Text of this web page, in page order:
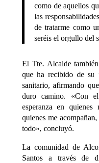
como de aquellos
las
de tratarme como
seréis el orgullo del
El Tte. Alcalde
que ha recibido de su
sanitario, afirmando
duro camino. «Con
esperanza en
quienes me
todo», concluyó.
La comunidad de
Santos a través de